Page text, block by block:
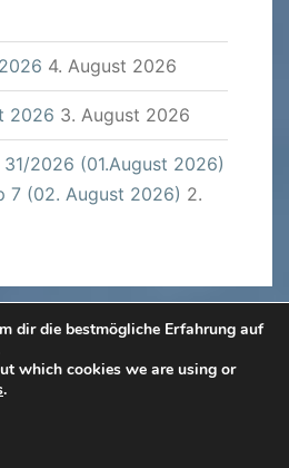
4. August 2026
2026 3. August 2026
2026 (01.August 2026)
7 (02. August 2026) 2.
dir die bestmögliche Erfahrung auf
which cookies we are using or
.